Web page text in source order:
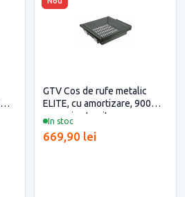
In stoc
GTV Cos de rufe metalic
ELITE, cu amortizare, 900
mm, gri antracit
669,90 lei